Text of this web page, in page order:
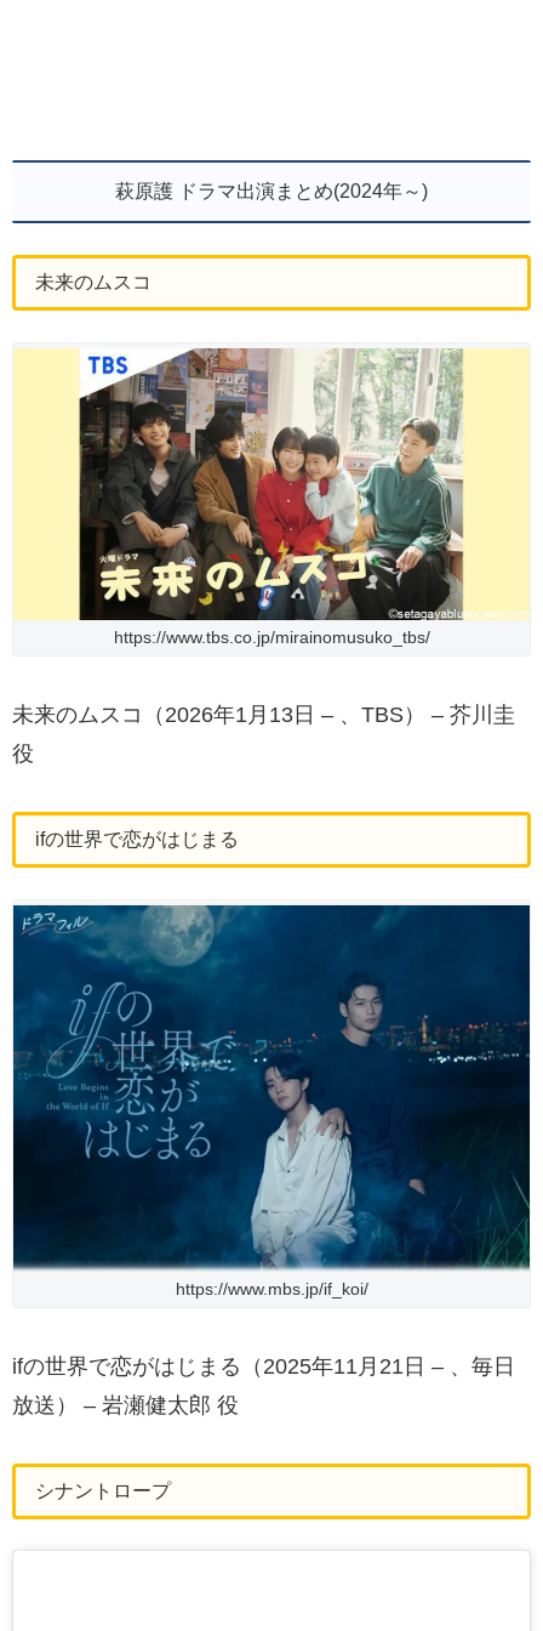
萩原護 ドラマ出演まとめ(2024年～)
未来のムスコ
https://www.tbs.co.jp/mirainomusuko_tbs/
未来のムスコ（2026年1月13日 – 、TBS） – 芥川圭
役
ifの世界で恋がはじまる
https://www.mbs.jp/if_koi/
ifの世界で恋がはじまる（2025年11月21日 – 、毎日
放送） – 岩瀬健太郎 役
シナントロープ